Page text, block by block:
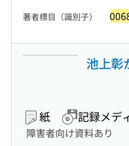
著者標目（識別子）
池上彰
紙 記録メデ
障害者向け資料あり